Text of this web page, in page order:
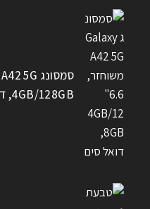
4GB/128GB, דואל סים